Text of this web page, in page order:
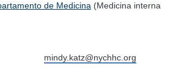
de Medicina (Medicina interna
mindy.katz@nychhc.org